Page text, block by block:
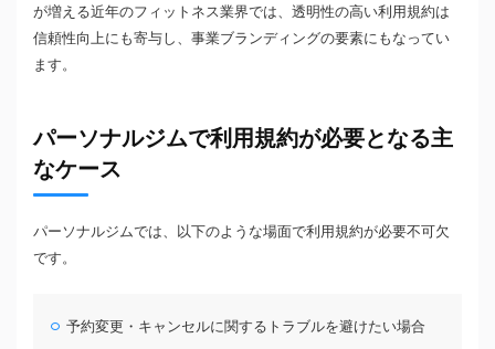
が増える近年のフィットネス業界では、透明性の高い利用規約は
信頼性向上にも寄与し、事業ブランディングの要素にもなってい
ます。
パーソナルジムで利用規約が必要となる主
なケース
パーソナルジムでは、以下のような場面で利用規約が必要不可欠
です。
予約変更・キャンセルに関するトラブルを避けたい場合